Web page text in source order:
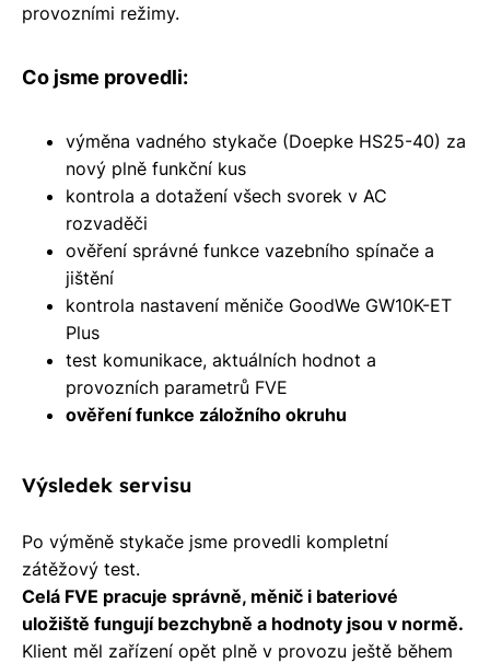
provozními režimy.
Co jsme provedli:
výměna vadného stykače (Doepke HS25-40) za
nový plně funkční kus
kontrola a dotažení všech svorek v AC
rozvaděči
ověření správné funkce vazebního spínače a
jištění
kontrola nastavení měniče GoodWe GW10K-ET
Plus
test komunikace, aktuálních hodnot a
provozních parametrů FVE
ověření funkce záložního okruhu
Výsledek servisu
Po výměně stykače jsme provedli kompletní
zátěžový test.
Celá FVE pracuje správně, měnič i bateriové
uložiště fungují bezchybně a hodnoty jsou v normě.
Klient měl zařízení opět plně v provozu ještě během